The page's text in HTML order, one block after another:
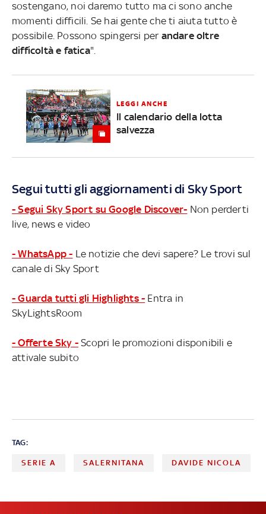
sostengano, noi daremo tutto ma ci sono anche
momenti difficili. Se hai gente che ti aiuta tutto è
possibile. Possono spingersi per andare oltre
difficoltà e fatica".
LEGGI ANCHE
Il calendario della lotta
salvezza
Segui tutti gli aggiornamenti di Sky Sport
- Segui Sky Sport su Google Discover- Non perderti
live, news e video
- WhatsApp - Le notizie che devi sapere? Le trovi sul
canale di Sky Sport
- Guarda tutti gli Highlights - Entra in
SkyLightsRoom
- Offerte Sky - Scopri le promozioni disponibili e
attivale subito
TAG:
SERIE A SALERNITANA DAVIDE NICOLA